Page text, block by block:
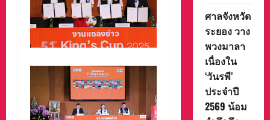
ศาลจังหวัด
ระยอง วาง
พวงมาลา
เนื่องใน
‘วันรพี’
ประจำปี
2569 น้อม